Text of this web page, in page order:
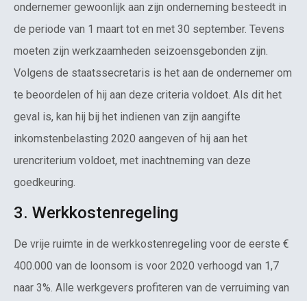
ondernemer gewoonlijk aan zijn onderneming besteedt in
de periode van 1 maart tot en met 30 september. Tevens
moeten zijn werkzaamheden seizoensgebonden zijn.
Volgens de staatssecretaris is het aan de ondernemer om
te beoordelen of hij aan deze criteria voldoet. Als dit het
geval is, kan hij bij het indienen van zijn aangifte
inkomstenbelasting 2020 aangeven of hij aan het
urencriterium voldoet, met inachtneming van deze
goedkeuring.
3. Werkkostenregeling
De vrije ruimte in de werkkostenregeling voor de eerste €
400.000 van de loonsom is voor 2020 verhoogd van 1,7
naar 3%. Alle werkgevers profiteren van de verruiming van